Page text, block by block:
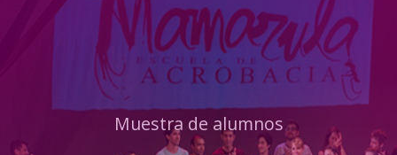
Muestra de alumnos